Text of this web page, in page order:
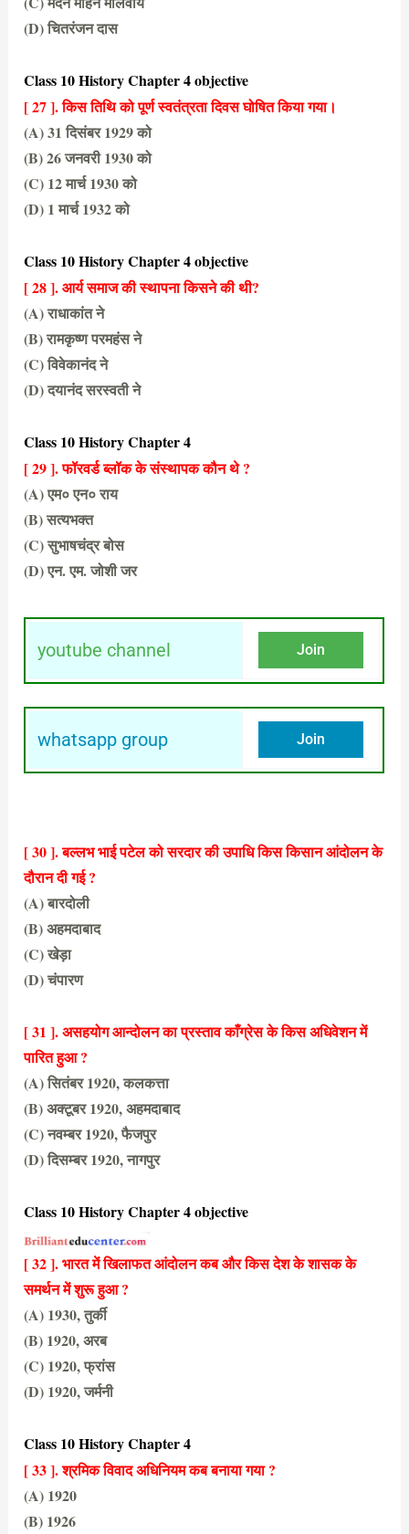
(D) चितरंजन दास
Class 10 History Chapter 4 objective
[ 27 ]. किस तिथि को पूर्ण स्वतंत्रता दिवस घोषित किया गया।
(A) 31 दिसंबर 1929 को
(B) 26 जनवरी 1930 को
(C) 12 मार्च 1930 को
(D) 1 मार्च 1932 को
Class 10 History Chapter 4 objective
[ 28 ]. आर्य समाज की स्थापना किसने की थी?
(A) राधाकांत ने
(B) रामकृष्ण परमहंस ने
(C) विवेकानंद ने
(D) दयानंद सरस्वती ने
Class 10 History Chapter 4
[ 29 ]. फॉरवर्ड ब्लॉक के संस्थापक कौन थे ?
(A) एम० एन० राय
(B) सत्यभक्त
(C) सुभाषचंद्र बोस
(D) एन. एम. जोशी जर
youtube channel Join
whatsapp group Join
[ 30 ]. बल्लभ भाई पटेल को सरदार की उपाधि किस किसान आंदोलन के
दौरान दी गई ?
(A) बारदोली
(B) अहमदाबाद
(C) खेड़ा
(D) चंपारण
[ 31 ]. असहयोग आन्दोलन का प्रस्ताव काँग्रेस के किस अधिवेशन में
पारित हुआ ?
(A) सितंबर 1920, कलकत्ता
(B) अक्टूबर 1920, अहमदाबाद
(C) नवम्बर 1920, फैजपुर
(D) दिसम्बर 1920, नागपुर
Class 10 History Chapter 4 objective
[ 32 ]. भारत में खिलाफत आंदोलन कब और किस देश के शासक के
समर्थन में शुरू हुआ ?
(A) 1930, तुर्की
(B) 1920, अरब
(C) 1920, फ्रांस
(D) 1920, जर्मनी
Class 10 History Chapter 4
[ 33 ]. श्रमिक विवाद अधिनियम कब बनाया गया ?
(A) 1920
(B) 1926